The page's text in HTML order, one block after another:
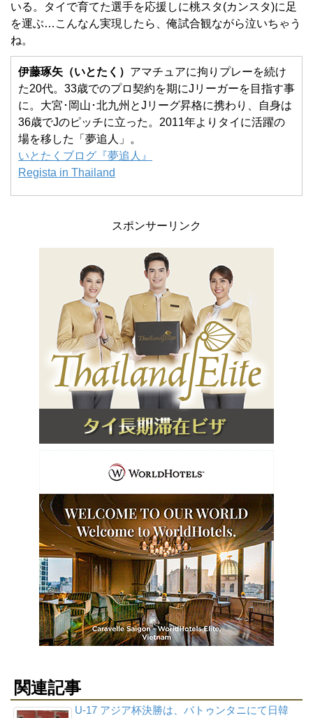
いる。タイで育てた選手を応援しに桃スタ(カンスタ)に足
を運ぶ…こんなん実現したら、俺試合観ながら泣いちゃう
ね。
伊藤琢矢（いとたく） アマチュアに拘りプレーを続け
た20代。33歳でのプロ契約を期にJリーガーを目指す事
に。大宮･岡山･北九州とJリーグ昇格に携わり、自身は
36歳でJのピッチに立った。2011年よりタイに活躍の
場を移した「夢追人」。
いとたくブログ『夢追人』
Regista in Thailand
スポンサーリンク
関連記事
U-17 アジア杯決勝は、パトゥンタニにて日韓